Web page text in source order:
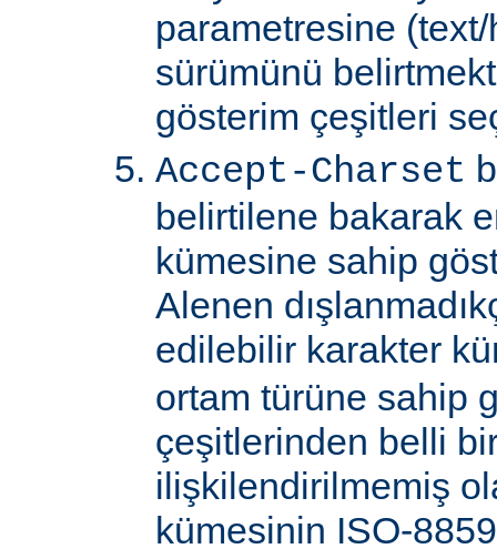
parametresine
sürümünü
gösterim çeşitleri
Accept-Charset
belirtilene bakarak
kümesine sahip
Alenen
edilebilir karakter
ortam türüne sahip
çeşitlerinden belli
ilişkilendirilmemiş
kümesinin ISO-